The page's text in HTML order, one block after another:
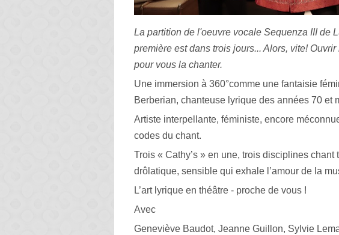
La partition de l'oeuvre vocale Sequenza III de
première est dans trois jours... Alors, vite!
pour vous la chanter.
Une immersion à 360°comme une fantaisie
Berberian, chanteuse lyrique des années 70 et
Artiste interpellante, féministe, encore
codes du chant.
Trois « Cathy’s » en une, trois disciplines
drôlatique, sensible qui exhale l’amour de la
L’art lyrique en théâtre - proche de vous !
Avec
Geneviève Baudot, Jeanne Guillon, Sylvie